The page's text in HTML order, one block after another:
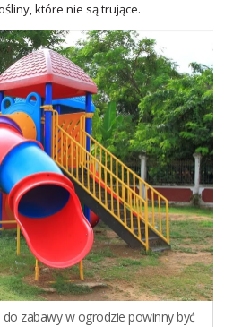
które nie są trujące.
zabawy w ogrodzie powinny być